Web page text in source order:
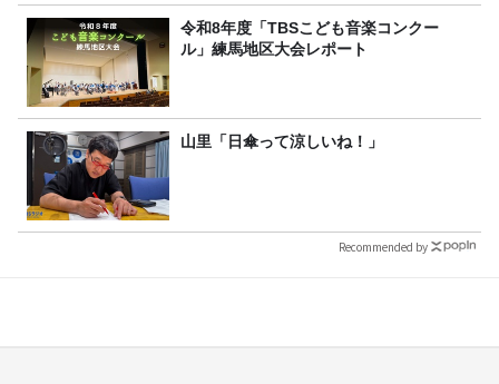
令和8年度「TBSこども音楽コンクー
ル」練馬地区大会レポート
山里「日傘って涼しいね！」
Recommended by